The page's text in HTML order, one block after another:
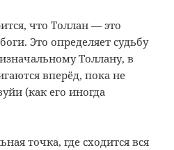
что Толлан — это
Это определяет судьбу
Толлану, в
вперёд, пока не
(как его иногда
точка, где сходится вся